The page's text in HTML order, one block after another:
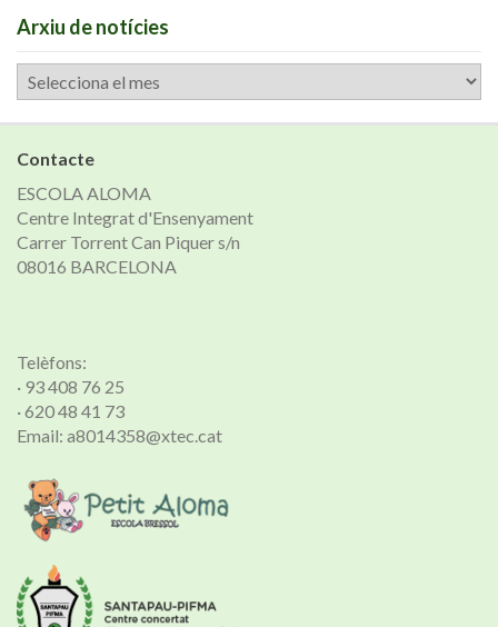
Arxiu de notícies
Arxiu
de
notícies
Contacte
ESCOLA ALOMA
Centre Integrat d'Ensenyament
Carrer Torrent Can Piquer s/n
08016 BARCELONA
Telèfons:
· 93 408 76 25
· 620 48 41 73
Email: a8014358@xtec.cat